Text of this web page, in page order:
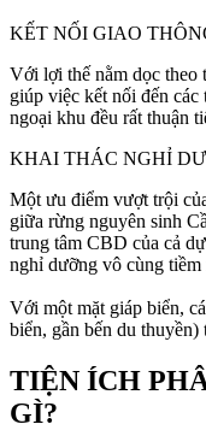
KẾT NỐI GIAO
Với lợi thế nằm dọc theo
giúp việc kết nối đến
ngoại khu đều rất thuận
KHAI THÁC NGHỈ
Một ưu điểm vượt trội
giữa rừng nguyên sinh
trung tâm CBD của cả
nghỉ dưỡng vô cùng tiềm
Với một mặt giáp biển,
biển, gần bến du
TIỆN ÍCH
GÌ?